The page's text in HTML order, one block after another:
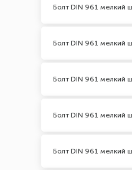
Болт DIN 961 мелкий
Болт DIN 961 мелкий
Болт DIN 961 мелкий
Болт DIN 961 мелкий
Болт DIN 961 мелкий